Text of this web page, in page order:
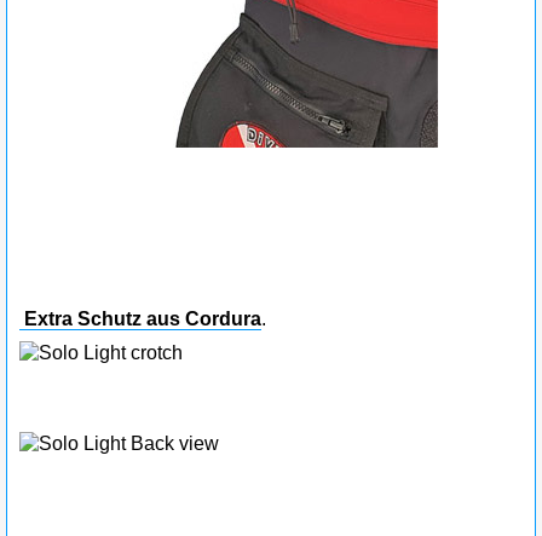
Extra Schutz aus Cordura.